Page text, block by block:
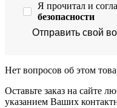
Я прочитал и
безопасности
Отправить свой
Нет вопросов об этом
Оставьте заказ на сайте
указанием Ваших